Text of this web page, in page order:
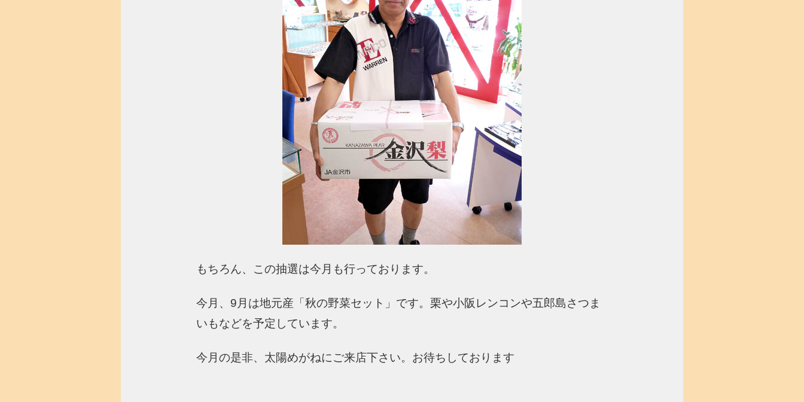
もちろん、この抽選は今月も行っております。
今月、9月は地元産「秋の野菜セット」です。栗や小阪レンコンや五郎島さつま
いもなどを予定しています。
今月の是非、太陽めがねにご来店下さい。お待ちしております